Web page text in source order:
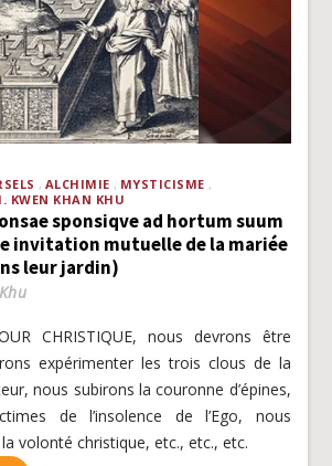
ALCHIMIE
MYSTICISME
KWEN KHAN KHU
sponsiqve ad hortum suum
invitation mutuelle de la mariée
leur jardin)
CHRISTIQUE, nous devrons être
expérimenter les trois clous de la
nous subirons la couronne d’épines,
de l’insolence de l’Ego, nous
volonté christique, etc., etc., etc.